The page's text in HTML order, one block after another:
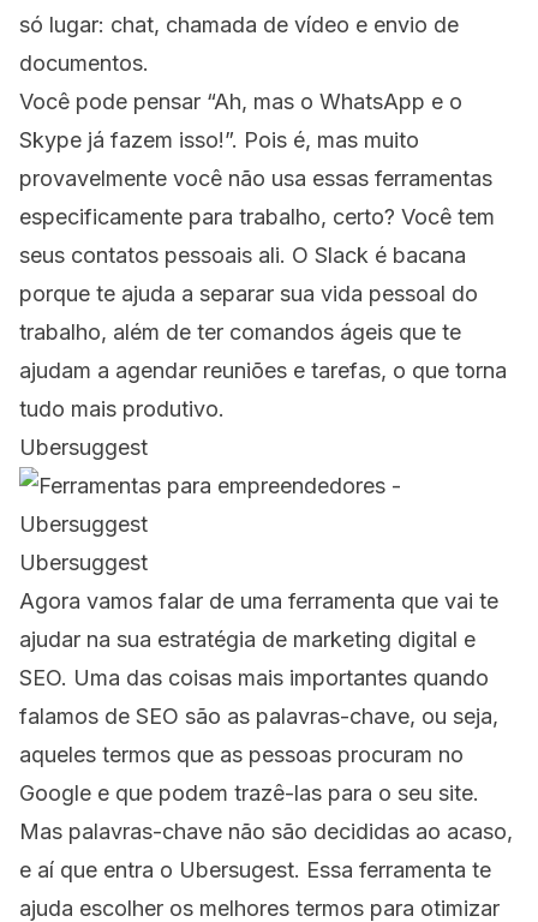
só lugar: chat, chamada de vídeo e envio de
documentos.
Você pode pensar “Ah, mas o WhatsApp e o
Skype já fazem isso!”. Pois é, mas muito
provavelmente você não usa essas ferramentas
especificamente para trabalho, certo? Você tem
seus contatos pessoais ali. O Slack é bacana
porque te ajuda a separar sua vida pessoal do
trabalho, além de ter comandos ágeis que te
ajudam a agendar reuniões e tarefas, o que torna
tudo mais produtivo.
Ubersuggest
Ubersuggest
Agora vamos falar de uma ferramenta que vai te
ajudar na sua estratégia de marketing digital e
SEO. Uma das coisas mais importantes quando
falamos de SEO são as palavras-chave, ou seja,
aqueles termos que as pessoas procuram no
Google e que podem trazê-las para o seu site.
Mas palavras-chave não são decididas ao acaso,
e aí que entra o Ubersugest. Essa ferramenta te
ajuda escolher os melhores termos para otimizar